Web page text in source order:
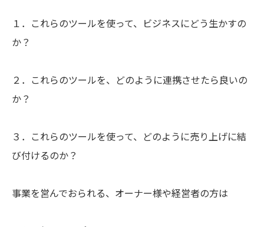
１．これらのツールを使って、ビジネスにどう生かすの
か？
２．これらのツールを、どのように連携させたら良いの
か？
３．これらのツールを使って、どのように売り上げに結
び付けるのか？
事業を営んでおられる、オーナー様や経営者の方は